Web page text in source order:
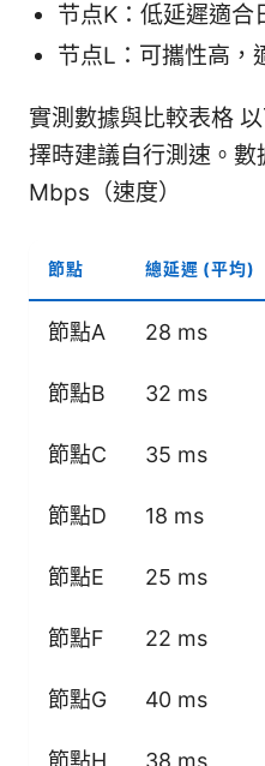
节点K：低延遲適合
节点L：可攜性高，
實測數據與比較表格
擇時建議自行測速。數
Mbps（速度）
節點 總延遲 (平均)
節點A 28 ms
節點B 32 ms
節點C 35 ms
節點D 18 ms
節點E 25 ms
節點F 22 ms
節點G 40 ms
節點H 38 ms